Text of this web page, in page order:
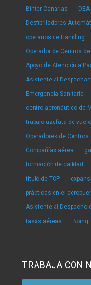
Binter Canarias DEA
Desfibriladores
operarios de Handling
Operador de Centros
Apoyo de Atención a
Asistente al
Emergencia Sanitaria
centro aeronáutico de
trabajo azafata de vuelo
Operadores de
Compañías aérea
formación de calidad
título de TCP
prácticas en el
Asistente al Despacho
tasas aéreas Boing
TRABAJA CON